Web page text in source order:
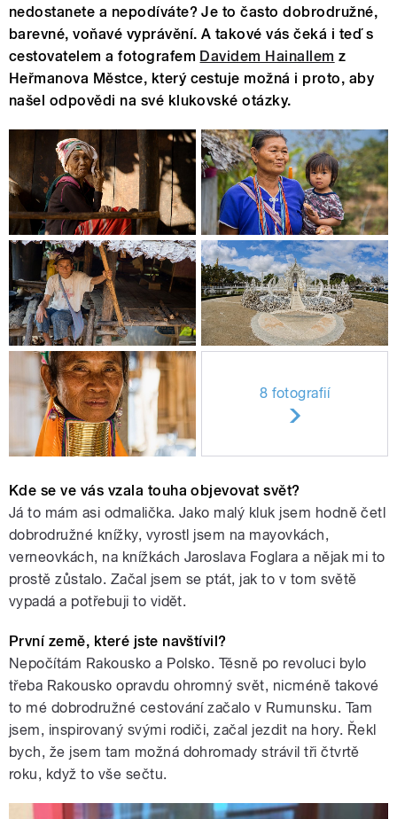
nedostanete a nepodíváte? Je to často dobrodružné,
barevné, voňavé vyprávění. A takové vás čeká i teď s
cestovatelem a fotografem Davidem Hainallem z
Heřmanova Městce, který cestuje možná i proto, aby
našel odpovědi na své klukovské otázky.
8 fotografií
Kde se ve vás vzala touha objevovat svět?
Já to mám asi odmalička. Jako malý kluk jsem hodně četl
dobrodružné knížky, vyrostl jsem na mayovkách,
verneovkách, na knížkách Jaroslava Foglara a nějak mi to
prostě zůstalo. Začal jsem se ptát, jak to v tom světě
vypadá a potřebuji to vidět.
První země, které jste navštívil?
Nepočítám Rakousko a Polsko. Těsně po revoluci bylo
třeba Rakousko opravdu ohromný svět, nicméně takové
to mé dobrodružné cestování začalo v Rumunsku. Tam
jsem, inspirovaný svými rodiči, začal jezdit na hory. Řekl
bych, že jsem tam možná dohromady strávil tři čtvrtě
roku, když to vše sečtu.